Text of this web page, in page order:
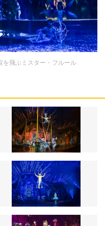
を飛ぶミスター・フルール